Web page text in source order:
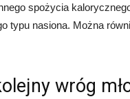
spożycia
typu nasiona. Można
wróg